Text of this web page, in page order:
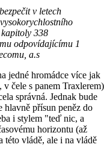
v letech
338
odpovídajícímu 1
a.s
jedné hromádce více jak
čele s panem Traxlerem)
správná. Jednak bude
hlavně přísun peněz do
i stylem "teď nic, a
horizontu (až
této vládě, ale i na vládě